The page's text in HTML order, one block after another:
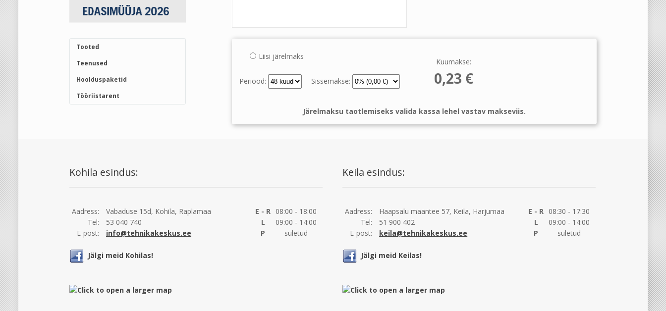
Liisi järelmaks
Periood: Sissemakse:
Kuumakse:
0,23 €
Järelmaksu taotlemiseks valida kassa lehel vastav makseviis.
Tooted
Teenused
Hoolduspaketid
Tööriistarent
Kohila esindus:
Aadress:
Vabaduse 15d, Kohila, Raplamaa
Tel:
53 040 740
E-post:
info@tehnikakeskus.ee
E - R 08:00 - 18:00
L
09:00 - 14:00
P
suletud
Jälgi meid Kohilas!
Keila esindus:
Aadress:
Haapsalu maantee 57, Keila, Harjumaa
Tel:
51 900 402
E-post:
keila@tehnikakeskus.ee
E - R 08:30 - 17:30
L
09:00 - 14:00
P
suletud
Jälgi meid Keilas!